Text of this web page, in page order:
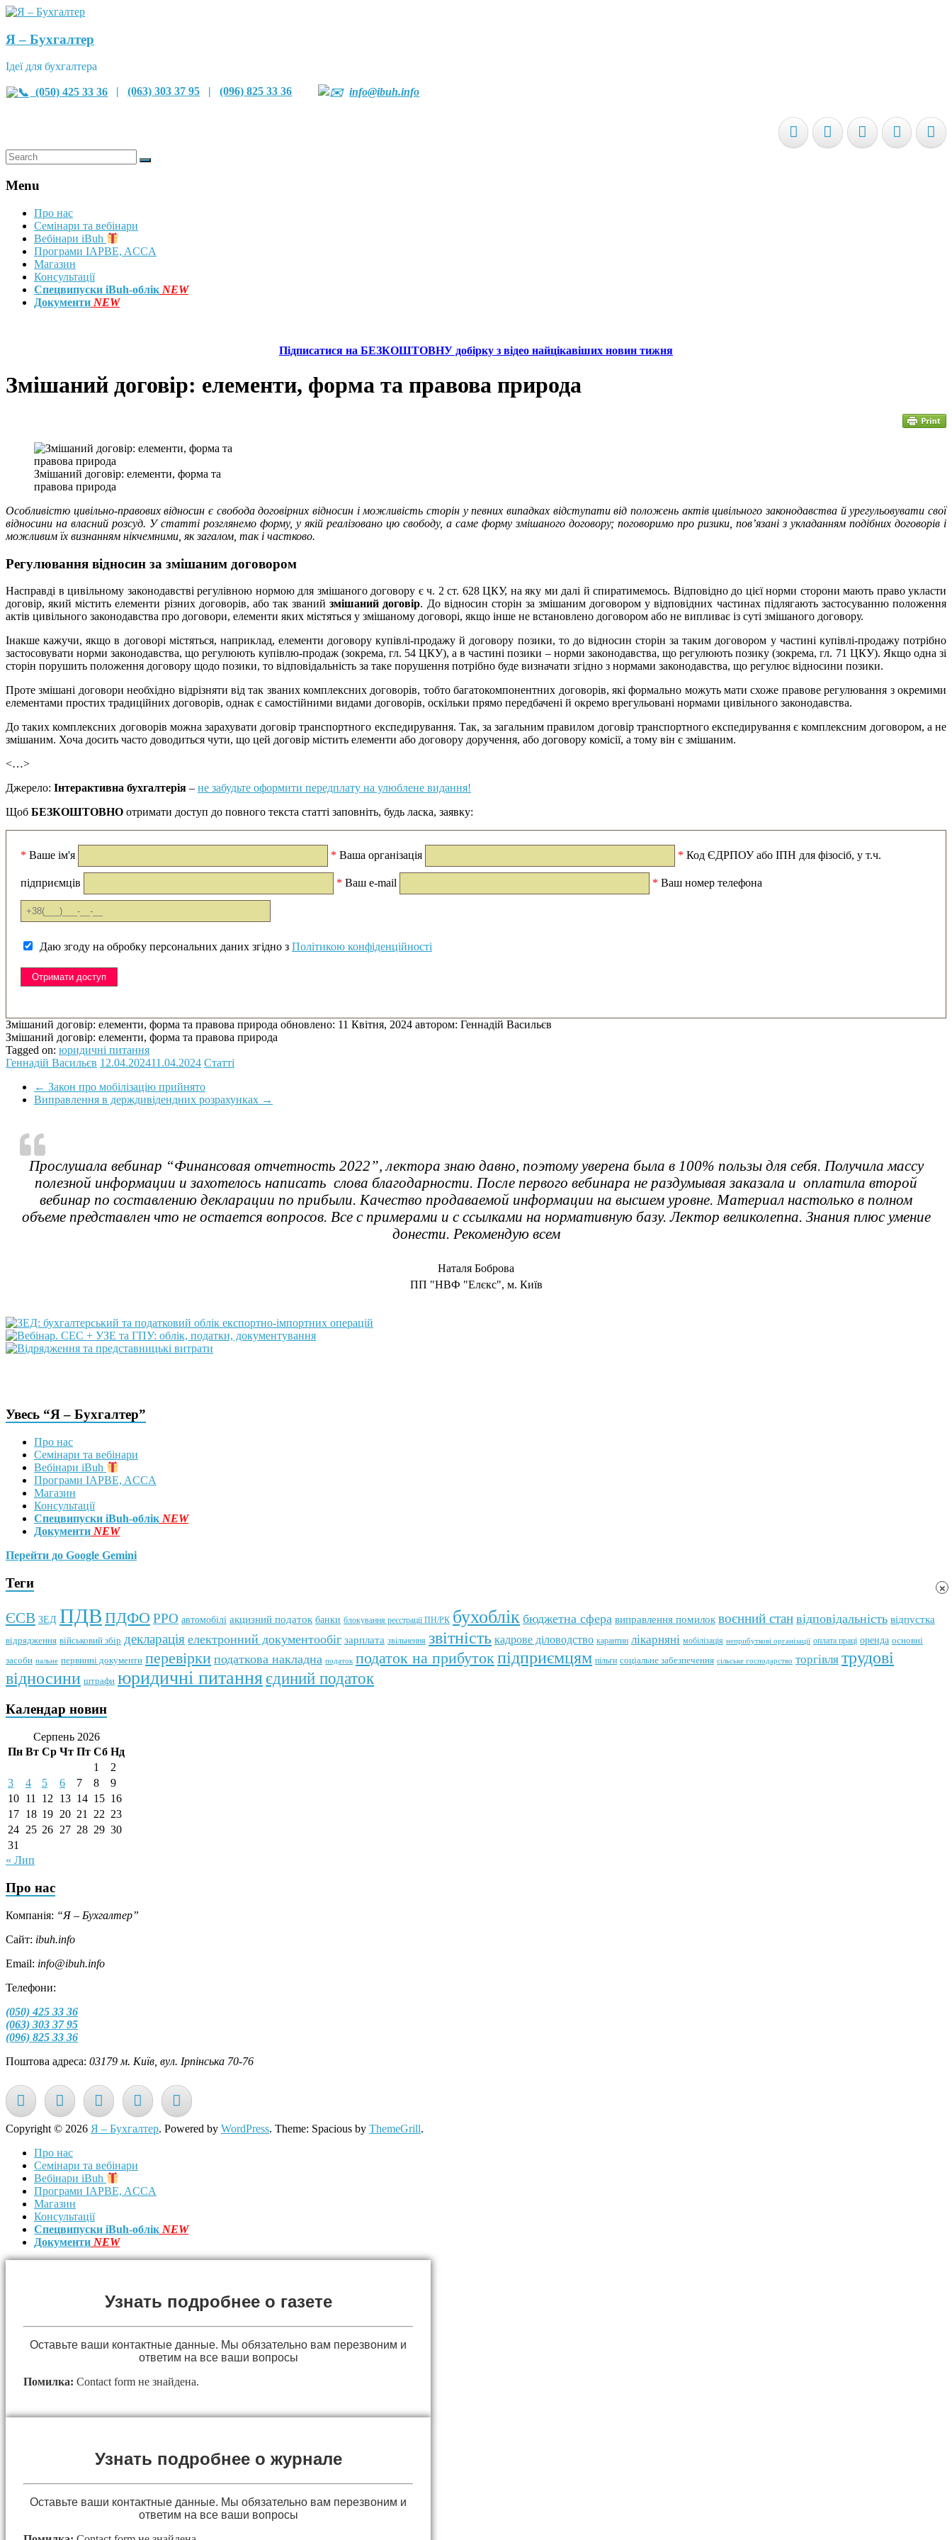
Я – Бухгалтер
Ідеї для бухгалтера
(050) 425 33 36 |(063) 303 37 95 |(096) 825 33 36 info@ibuh.info
Menu
Про нас
Семінари та вебінари
Вебінари iBuh
Програми IAPBE, ACCA
Магазин
Консультації
Спецвипуски iBuh-облік NEW
Документи NEW
Підписатися на БЕЗКОШТОВНУ добірку з відео найцікавіших новин тижня
Змішаний договір: елементи, форма та правова природа
Змішаний договір: елементи, форма та
правова природа
Особливістю цивільно-правових відносин є свобода договірних відносин і можливість сторін у певних випадках відступати від положень актів цивільного законодавства й урегульовувати свої
відносини на власний розсуд. У статті розглянемо форму, у якій реалізовано цю свободу, а саме форму змішаного договору; поговоримо про ризики, пов’язані з укладанням подібних договорів і
можливим їх визнанням нікчемними, як загалом, так і частково.
Регулювання відносин за змішаним договором
Насправді в цивільному законодавстві регулівною нормою для змішаного договору є ч. 2 ст. 628 ЦКУ, на яку ми далі й спиратимемось. Відповідно до цієї норми сторони мають право укласти
договір, який містить елементи різних договорів, або так званийзмішаний договір. До відносин сторін за змішаним договором у відповідних частинах підлягають застосуванню положення
актів цивільного законодавства про договори, елементи яких містяться у змішаному договорі, якщо інше не встановлено договором або не випливає із суті змішаного договору.
Інакше кажучи, якщо в договорі містяться, наприклад, елементи договору купівлі-продажу й договору позики, то до відносин сторін за таким договором у частині купівлі-продажу потрібно
застосовувати норми законодавства, що регулюють купівлю-продаж (зокрема, гл. 54 ЦКУ), а в частині позики – норми законодавства, що регулюють позику (зокрема, гл. 71 ЦКУ). Якщо одна зі
сторін порушить положення договору щодо позики, то відповідальність за таке порушення потрібно буде визначати згідно з нормами законодавства, що регулює відносини позики.
Проте змішані договори необхідно відрізняти від так званих комплексних договорів, тобто багатокомпонентних договорів, які формально можуть мати схоже правове регулювання з окремими
елементами простих традиційних договорів, однак є самостійними видами договорів, оскільки прямо передбачені й окремо врегульовані нормами цивільного законодавства.
До таких комплексних договорів можна зарахувати договір транспортного експедирування. Так, за загальним правилом договір транспортного експедирування є комплексним договором, а не
змішаним. Хоча досить часто доводиться чути, що цей договір містить елементи або договору доручення, або договору комісії, а тому він є змішаним.
<…>
Джерело: Інтерактивна бухгалтерія – не забудьте оформити передплату на улюблене видання!
Щоб БЕЗКОШТОВНО отримати доступ до повного текста статті заповніть, будь ласка, заявку:
* Ваше ім'я * Ваша організація * Код ЄДРПОУ або ІПН для фізосіб, у т.ч.
підприємців * Ваш e-mail * Ваш номер телефона
Даю згоду на обробку персональних даних згідно з Політикою конфіденційності
Змішаний договір: елементи, форма та правова природа обновлено: 11 Квітня, 2024 автором: Геннадій Васильєв
Змішаний договір: елементи, форма та правова природа
Tagged on: юридичні питання
Геннадій Васильєв 12.04.202411.04.2024 Статті
← Закон про мобілізацію прийнято
Виправлення в держдивідендних розрахунках →
Прослушала вебинар “Финансовая отчетность 2022”, лектора знаю давно, поэтому уверена была в 100% пользы для себя. Получила массу
полезной информации и захотелось написать слова благодарности. После первого вебинара не раздумывая заказала и оплатила второй
вебинар по составлению декларации по прибыли. Качество продаваемой информации на высшем уровне. Материал настолько в полном
объеме представлен что не остается вопросов. Все с примерами и с ссылками на нормативную базу. Лектор великолепна. Знания плюс умение
донести. Рекомендую всем
Наталя Боброва
ПП "НВФ "Елєкс", м. Київ
Увесь “Я – Бухгалтер”
Про нас
Семінари та вебінари
Вебінари iBuh
Програми IAPBE, ACCA
Магазин
Консультації
Спецвипуски iBuh-облік NEW
Документи NEW
Перейти до Google Gemini
Теги
ЄСВ ЗЕД ПДВ ПДФО РРО автомобілі акцизний податок банки блокування реєстрації ПН/РК бухоблік бюджетна сфера виправлення помилок воєнний стан відповідальність відпустка
відрядження військовий збір декларація електронний документообіг зарплата звільнення звітність кадрове діловодство карантин лікарняні мобілізація неприбуткові організації оплата праці оренда основні
засоби пальне первинні документи перевірки податкова накладна податок податок на прибуток підприємцям пільги соціальне забезпечення сільське господарство торгівля трудові
відносини штрафи юридичні питанняєдиний податок
Календар новин
Серпень 2026
Пн Вт Ср Чт Пт Сб Нд
1
2
3
4 5 6 7 8
9
10 11 12 13 14 15 16
17 18 19 20 21 22 23
24 25 26 27 28 29 30
31
« Лип
Про нас
Компанія: “Я – Бухгалтер”
Сайт: ibuh.info
Email: info@ibuh.info
Телефони:
(050) 425 33 36
(063) 303 37 95
(096) 825 33 36
Поштова адреса: 03179 м. Київ, вул. Ірпінська 70-76
Copyright © 2026 Я – Бухгалтер. Powered by WordPress. Theme: Spacious by ThemeGrill.
Про нас
Семінари та вебінари
Вебінари iBuh
Програми IAPBE, ACCA
Магазин
Консультації
Спецвипуски iBuh-облік NEW
Документи NEW
Узнать подробнее о газете
Оставьте ваши контактные данные. Мы обязательно вам перезвоним и
ответим на все ваши вопросы
Помилка: Contact form не знайдена.
Узнать подробнее о журнале
Оставьте ваши контактные данные. Мы обязательно вам перезвоним и
ответим на все ваши вопросы
×